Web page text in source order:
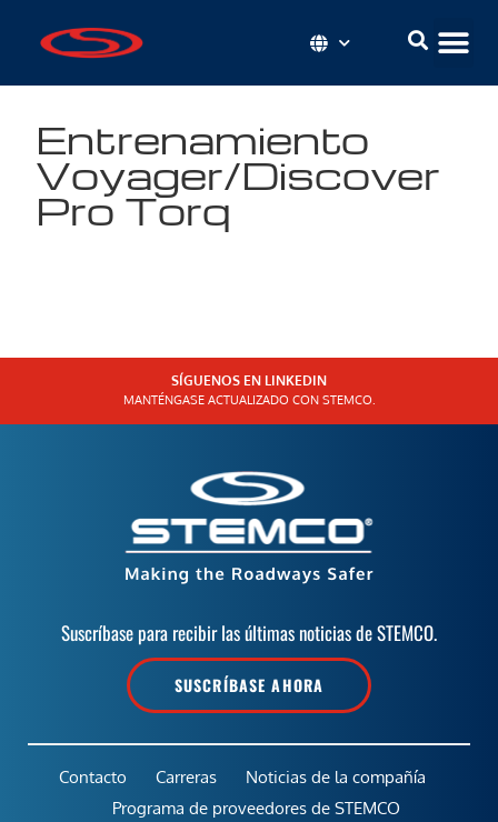
Entrenamiento
Voyager/Discover
Pro Torq
SÍGUENOS EN LINKEDIN
MANTÉNGASE ACTUALIZADO CON STEMCO.
Suscríbase para recibir las últimas noticias de STEMCO.
SUSCRÍBASE AHORA
Contacto Carreras
Noticias de la compañía
Programa de proveedores de STEMCO